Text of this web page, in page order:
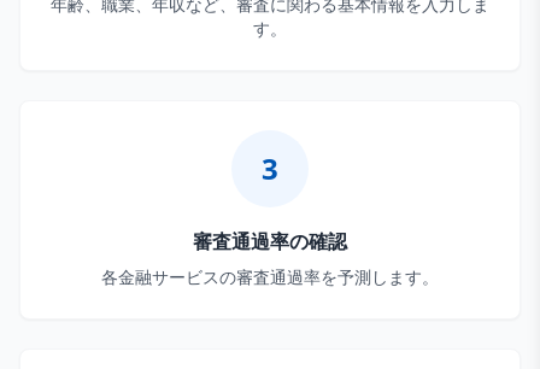
す。
3
審査通過率の確認
各金融サービスの審査通過率を予測します。